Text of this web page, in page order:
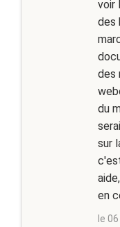
voir
des
des
du
sur
en
le